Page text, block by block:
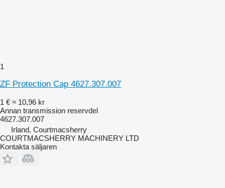
1
ZF Protection Cap 4627.307.007
1 € ≈ 10,96 kr
Annan transmission reservdel
4627.307.007
Irland, Courtmacsherry
COURTMACSHERRY MACHINERY LTD
Kontakta säljaren